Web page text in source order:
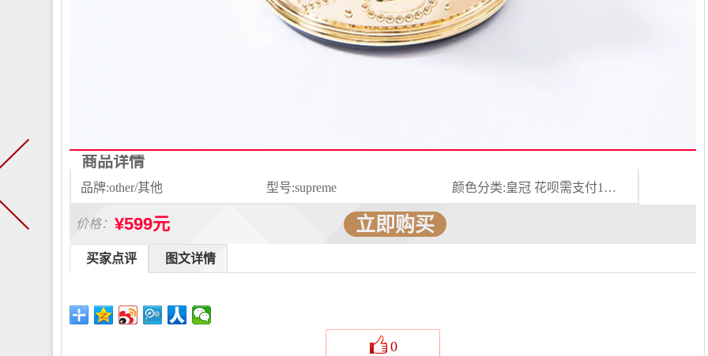
商品详情
品牌:other/其他 型号:supreme 颜色分类:皇冠 花呗需支付1%手续费 现货秒发
价格： ¥599元 立即购买
图文详情
买家点评
0